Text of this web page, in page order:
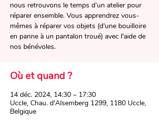
nous retrouvons le temps d’un atelier pour
réparer ensemble. Vous apprendrez vous-
mêmes à réparer vos objets (d'une bouilloire
en panne à un pantalon troué) avec l'aide de
nos bénévoles.
Où et quand ?
14 déc. 2024, 14:30 – 17:30
Uccle, Chau. d'Alsemberg 1299, 1180 Uccle,
Belgique